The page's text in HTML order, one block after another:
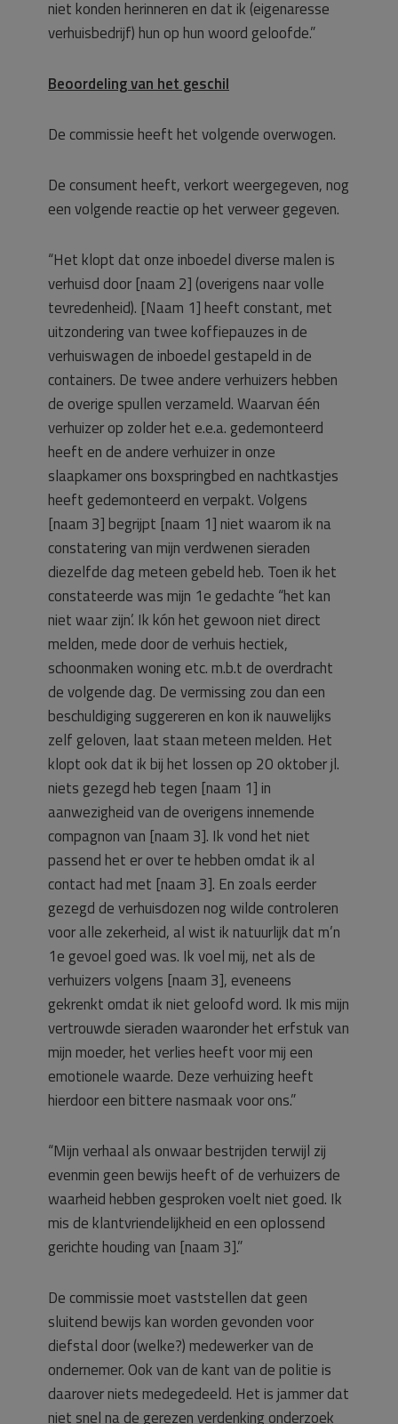
niet konden herinneren en dat ik (eigenaresse
verhuisbedrijf) hun op hun woord geloofde.”
Beoordeling van het geschil
De commissie heeft het volgende overwogen.
De consument heeft, verkort weergegeven, nog
een volgende reactie op het verweer gegeven.
“Het klopt dat onze inboedel diverse malen is
verhuisd door [naam 2] (overigens naar volle
tevredenheid). [Naam 1] heeft constant, met
uitzondering van twee koffiepauzes in de
verhuiswagen de inboedel gestapeld in de
containers. De twee andere verhuizers hebben
de overige spullen verzameld. Waarvan één
verhuizer op zolder het e.e.a. gedemonteerd
heeft en de andere verhuizer in onze
slaapkamer ons boxspringbed en nachtkastjes
heeft gedemonteerd en verpakt. Volgens
[naam 3] begrijpt [naam 1] niet waarom ik na
constatering van mijn verdwenen sieraden
diezelfde dag meteen gebeld heb. Toen ik het
constateerde was mijn 1e gedachte “het kan
niet waar zijn’. Ik kón het gewoon niet direct
melden, mede door de verhuis hectiek,
schoonmaken woning etc. m.b.t de overdracht
de volgende dag. De vermissing zou dan een
beschuldiging suggereren en kon ik nauwelijks
zelf geloven, laat staan meteen melden. Het
klopt ook dat ik bij het lossen op 20 oktober jl.
niets gezegd heb tegen [naam 1] in
aanwezigheid van de overigens innemende
compagnon van [naam 3]. Ik vond het niet
passend het er over te hebben omdat ik al
contact had met [naam 3]. En zoals eerder
gezegd de verhuisdozen nog wilde controleren
voor alle zekerheid, al wist ik natuurlijk dat m’n
1e gevoel goed was. Ik voel mij, net als de
verhuizers volgens [naam 3], eveneens
gekrenkt omdat ik niet geloofd word. Ik mis mijn
vertrouwde sieraden waaronder het erfstuk van
mijn moeder, het verlies heeft voor mij een
emotionele waarde. Deze verhuizing heeft
hierdoor een bittere nasmaak voor ons.”
“Mijn verhaal als onwaar bestrijden terwijl zij
evenmin geen bewijs heeft of de verhuizers de
waarheid hebben gesproken voelt niet goed. Ik
mis de klantvriendelijkheid en een oplossend
gerichte houding van [naam 3].”
De commissie moet vaststellen dat geen
sluitend bewijs kan worden gevonden voor
diefstal door (welke?) medewerker van de
ondernemer. Ook van de kant van de politie is
daarover niets medegedeeld. Het is jammer dat
niet snel na de gerezen verdenking onderzoek